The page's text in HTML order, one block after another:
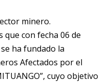
minero.
con fecha 06 de
ha fundado la
Afectados por el
cuyo objetivo